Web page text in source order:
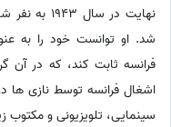
نهایت در سال 1943 به نفر شماره یک مورد تعقیب گشتاپوی
شد. او توانست خود را به
فرانسه ثابت کند، که در آن
سینمایی، تلویزیونی و مکتوب